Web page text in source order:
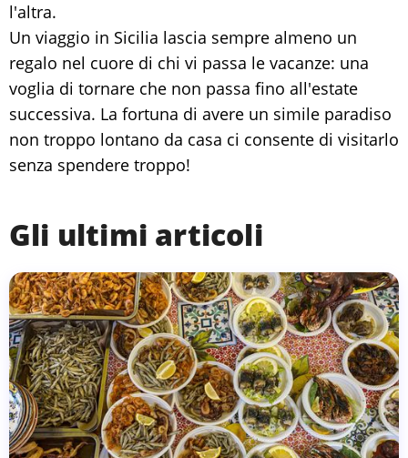
l'altra.
Un viaggio in Sicilia lascia sempre almeno un
regalo nel cuore di chi vi passa le vacanze: una
voglia di tornare che non passa fino all'estate
successiva. La fortuna di avere un simile paradiso
non troppo lontano da casa ci consente di visitarlo
senza spendere troppo!
Gli ultimi articoli